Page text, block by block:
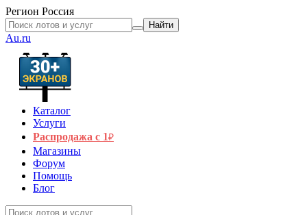
Регион Россия
Найти
Au.ru
Каталог
Услуги
Распродажа с 1₽
Магазины
Форум
Помощь
Блог